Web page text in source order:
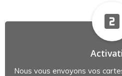
Nous vous envoyons vos